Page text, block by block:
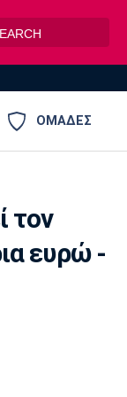
ΟΜΑΔΕΣ
ΠΑΟΚ
τον
ευρώ -